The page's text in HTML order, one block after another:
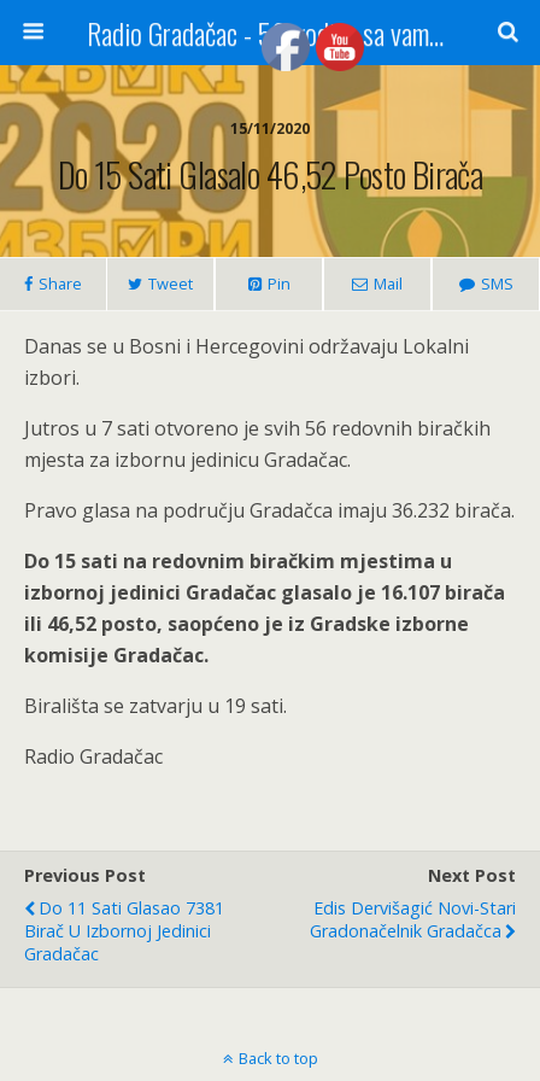
Radio Gradačac - 56 godina sa vama...
15/11/2020
Do 15 Sati Glasalo 46,52 Posto Birača
Share Tweet Pin Mail SMS
Danas se u Bosni i Hercegovini održavaju Lokalni
izbori.
Jutros u 7 sati otvoreno je svih 56 redovnih biračkih
mjesta za izbornu jedinicu Gradačac.
Pravo glasa na području Gradačca imaju 36.232 birača.
Do 15 sati na redovnim biračkim mjestima u
izbornoj jedinici Gradačac glasalo je 16.107 birača
ili 46,52 posto, saopćeno je iz Gradske izborne
komisije Gradačac.
Birališta se zatvarju u 19 sati.
Radio Gradačac
Previous Post
Do 11 Sati Glasao 7381
Birač U Izbornoj Jedinici
Gradačac
Next Post
Edis Dervišagić Novi-Stari
Gradonačelnik Gradačca
Back to top